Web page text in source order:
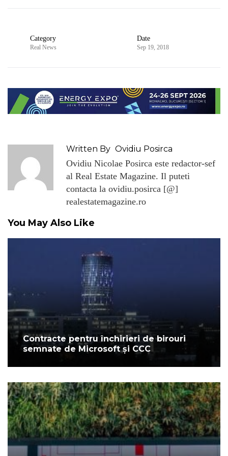
Category
Real News
Date
Sep 19, 2018
Written By Ovidiu Posirca
Ovidiu Nicolae Posirca este redactor-sef
al Real Estate Magazine. Il puteti
contacta la ovidiu.posirca [@]
realestatemagazine.ro
You May Also Like
Contracte pentru închirieri de birouri
semnate de Microsoft și CCC